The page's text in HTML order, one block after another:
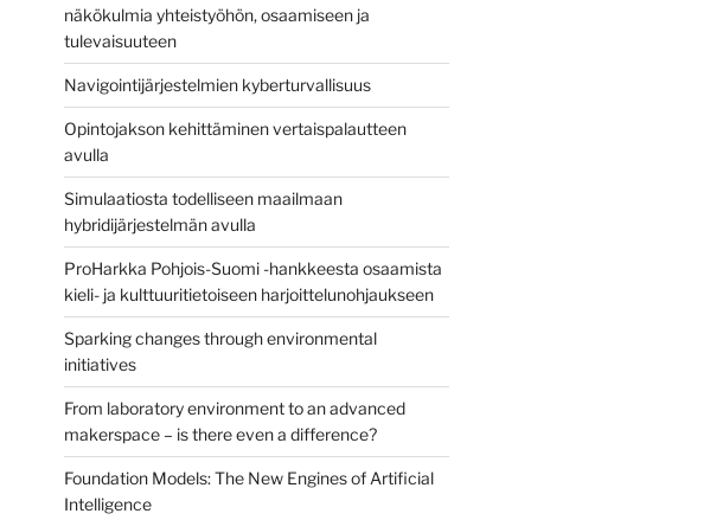
näkökulmia yhteistyöhön, osaamiseen ja
tulevaisuuteen
Navigointijärjestelmien kyberturvallisuus
Opintojakson kehittäminen vertaispalautteen
avulla
Simulaatiosta todelliseen maailmaan
hybridijärjestelmän avulla
ProHarkka Pohjois-Suomi -hankkeesta osaamista
kieli- ja kulttuuritietoiseen harjoittelunohjaukseen
Sparking changes through environmental
initiatives
From laboratory environment to an advanced
makerspace – is there even a difference?
Foundation Models: The New Engines of Artificial
Intelligence